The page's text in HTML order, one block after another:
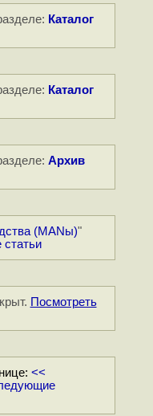
Каталог
Каталог
Архив
(MANы)"
Посмотреть
<<